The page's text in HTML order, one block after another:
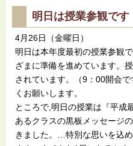
明日は授業参観です
4月26日（金曜日）
明日は本年度最初の授業参観
ざまに準備を進めています。
されています。（9：00開会
くお願いします。
ところで,明日の授業は『平成
あるクラスの黒板メッセージ
きました。…特別な思いを込